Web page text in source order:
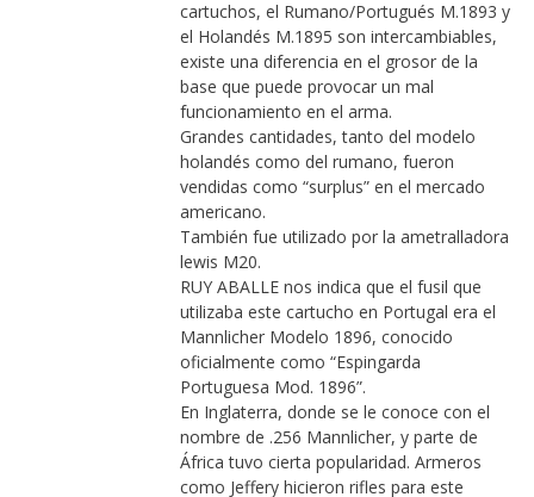
cartuchos, el Rumano/Portugués M.1893 y
el Holandés M.1895 son intercambiables,
existe una diferencia en el grosor de la
base que puede provocar un mal
funcionamiento en el arma.
Grandes cantidades, tanto del modelo
holandés como del rumano, fueron
vendidas como “surplus” en el mercado
americano.
También fue utilizado por la ametralladora
lewis M20.
RUY ABALLE nos indica que el fusil que
utilizaba este cartucho en Portugal era el
Mannlicher Modelo 1896, conocido
oficialmente como “Espingarda
Portuguesa Mod. 1896”.
En Inglaterra, donde se le conoce con el
nombre de .256 Mannlicher, y parte de
África tuvo cierta popularidad. Armeros
como Jeffery hicieron rifles para este